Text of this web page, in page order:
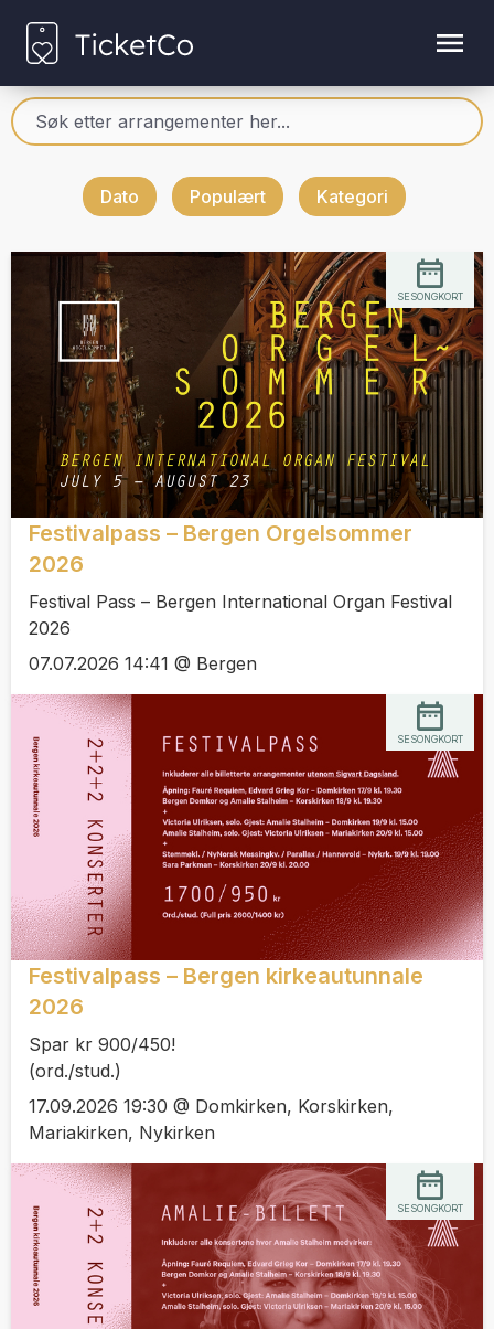
Dato Populært Kategori
Festivalpass – Bergen Orgelsommer
2026
Festival Pass – Bergen International Organ Festival
2026
07.07.2026 14:41 @ Bergen
SESONGKORT
Festivalpass – Bergen kirkeautunnale
2026
Spar kr 900/450!
(ord./stud.)
17.09.2026 19:30 @ Domkirken, Korskirken,
Mariakirken, Nykirken
SESONGKORT
SESONGKORT